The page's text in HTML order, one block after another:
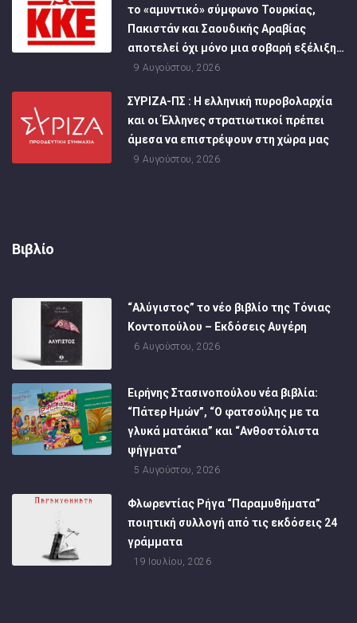
το «αμυντικό» σύμφωνο Τουρκίας,
Πακιστάν και Σαουδικής Αραβίας
αποτελεί όχι μόνο μια σοβαρή εξέλιξη…
9 Αυγούστου, 2026
ΣΥΡΙΖΑ-ΠΣ : Η ελληνική πυροβολαρχία
και οι Έλληνες στρατιωτικοί πρέπει
άμεσα να επιστρέψουν στη χώρα μας
9 Αυγούστου, 2026
Βιβλίο
“Αλύγιστος” το νέο βιβλίο της Τόνιας
Κοντοπούλου – Εκδόσεις Αυγέρη
6 Αυγούστου, 2026
Ειρήνης Στασινοπούλου νέα βιβλία:
“Πάτερ Ημών”, “Ο φατσούλης με τα
γλυκά ματάκια” και “Ανθοστόλιστα
ψήγματα”
5 Αυγούστου, 2026
Φλωρεντίας Ρήγα “Παραμυθήματα”
ποιητική συλλογή από τις εκδόσεις 24
γράμματα
19 Ιουλίου, 2026